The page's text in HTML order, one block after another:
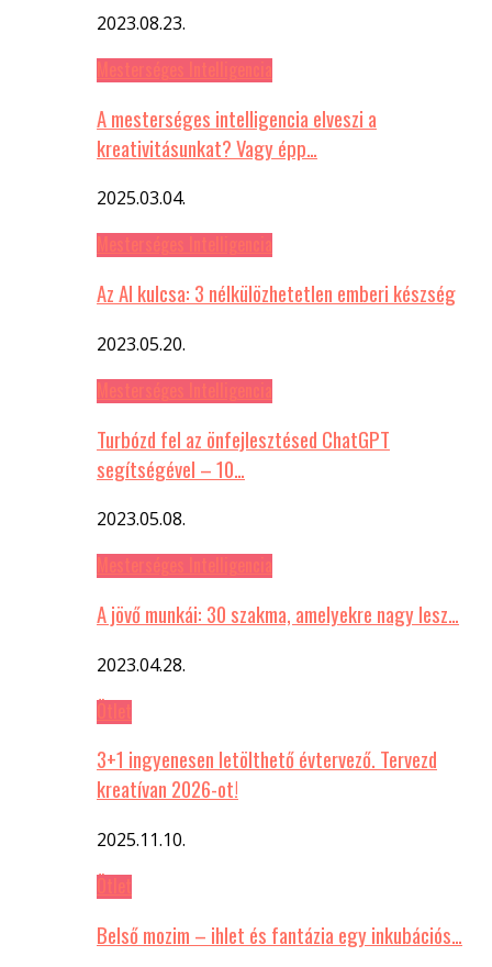
2023.08.23.
A mesterséges intelligencia elveszi a
kreativitásunkat? Vagy épp…
2025.03.04.
Az AI kulcsa: 3 nélkülözhetetlen emberi készség
2023.05.20.
Turbózd fel az önfejlesztésed ChatGPT
segítségével – 10…
2023.05.08.
A jövő munkái: 30 szakma, amelyekre nagy lesz…
2023.04.28.
3+1 ingyenesen letölthető évtervező. Tervezd
kreatívan 2026-ot!
2025.11.10.
Belső mozim – ihlet és fantázia egy inkubációs…